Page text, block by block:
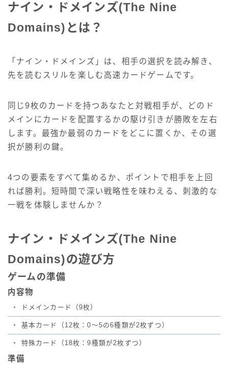
ナイン・ドメインズ(The Nine
Domains)とは？
「ナイン・ドメインズ」は、相手の選択を読み解き、
先を読むスリルを楽しむ高速カードゲームです。
同じ9枚のカードを持つあなたと対戦相手が、どのド
メインにカードを配置するかの駆け引きが勝敗を左右
します。最強か最弱のカードをどこに置くか、その選
択が勝利の鍵。
4つの要素をすべて集めるか、ポイントで相手を上回
れば勝利。短時間で深い戦略性を味わえる、刺激的な
一戦を体験しませんか？
ナイン・ドメインズ(The Nine
Domains)の遊び方
ゲームの準備
内容物
・ ドメインカード（9枚）
・ 基本カード（12枚：0～5の6種類が2枚ずつ）
・ 特殊カード（18枚：9種類が2枚ずつ）
準備